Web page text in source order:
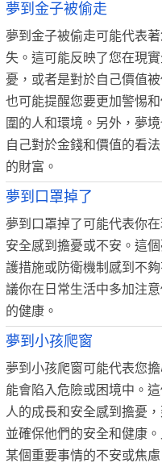
夢到金子被偷走
夢到金子被偷走可能代表
失。這可能反映了您在現
憂，或者是對於自己價值
也可能提醒您要更加警惕
圍的人和環境。另外，夢
自己對於金錢和價值的看
的財富。
夢到口罩掉了
夢到口罩掉了可能代表你
安全感到擔憂或不安。這
護措施或防衛機制感到不
議你在日常生活中多加注
的健康。
夢到小孩爬窗
夢到小孩爬窗可能代表您
能會陷入危險或困境中。
人的成長和安全感到擔憂
並確保他們的安全和健康
某個重要事情的不安或焦